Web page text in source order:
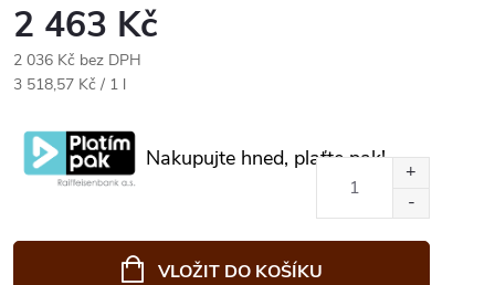
2 463 Kč
2 036 Kč bez DPH
Měrná
3 518,57 Kč / 1 l
Nakupujte hned, plaťte pak!
VLOŽIT DO KOŠÍKU